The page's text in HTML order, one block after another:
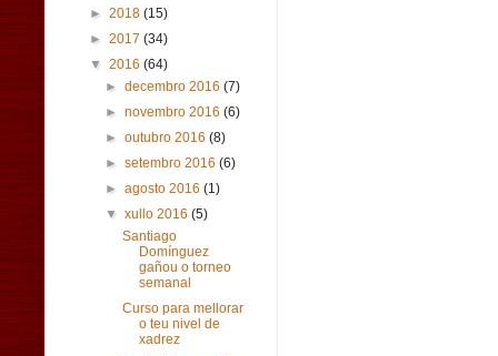
► 2018 (15)
► 2017 (34)
▼ 2016 (64)
►decembro 2016(7)
►novembro 2016(6)
►outubro 2016(8)
►setembro 2016(6)
►agosto 2016(1)
▼xullo 2016(5)
Santiago
Domínguez
gañou o torneo
semanal
Curso para mellorar
o teu nivel de
xadrez